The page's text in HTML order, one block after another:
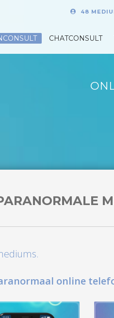
48
CHATCONSULT
online